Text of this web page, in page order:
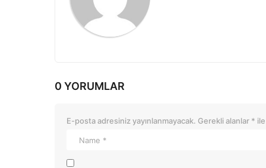
0 YORUMLAR
E-posta adresiniz yayınlanmayacak. Gerekli alanlar *